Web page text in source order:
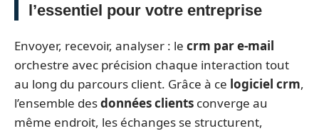
l’essentiel pour votre entreprise
Envoyer, recevoir, analyser : le crm par e-mail
orchestre avec précision chaque interaction tout
au long du parcours client. Grâce à ce logiciel crm,
l’ensemble desdonnées clients converge au
même endroit, les échanges se structurent,